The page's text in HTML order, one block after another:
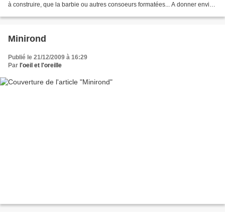
à construire, que la barbie ou autres consoeurs formatées... A donner envie
Minirond
Publié le 21/12/2009 à 16:29
Par l'oeil et l'oreille